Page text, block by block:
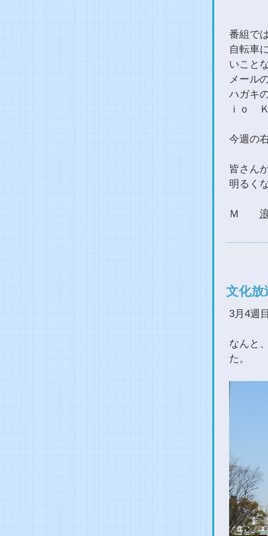
番組で
自転車
いこと
メール
ハガキ
ｉｏ
今週の
皆さん
明るく
Ｍ
文化放
3月4週
なんと
た。